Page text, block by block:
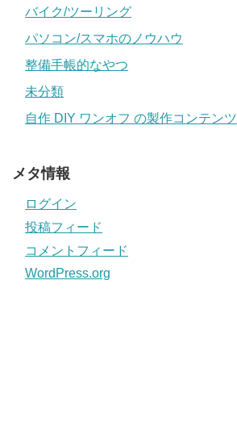
バイク/ツーリング
パソコン/スマホのノウハウ
整備手帳的なやつ
未分類
自作 DIY ワンオフ の製作コンテンツ
メタ情報
ログイン
投稿フィード
コメントフィード
WordPress.org